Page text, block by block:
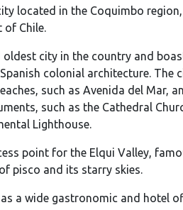
located in the Coquimbo
of Chile.
oldest city in the country and
colonial architecture. The
such as Avenida del Mar,
such as the Cathedral
Lighthouse.
point for the Elqui Valley,
pisco and its starry skies.
a wide gastronomic and hotel